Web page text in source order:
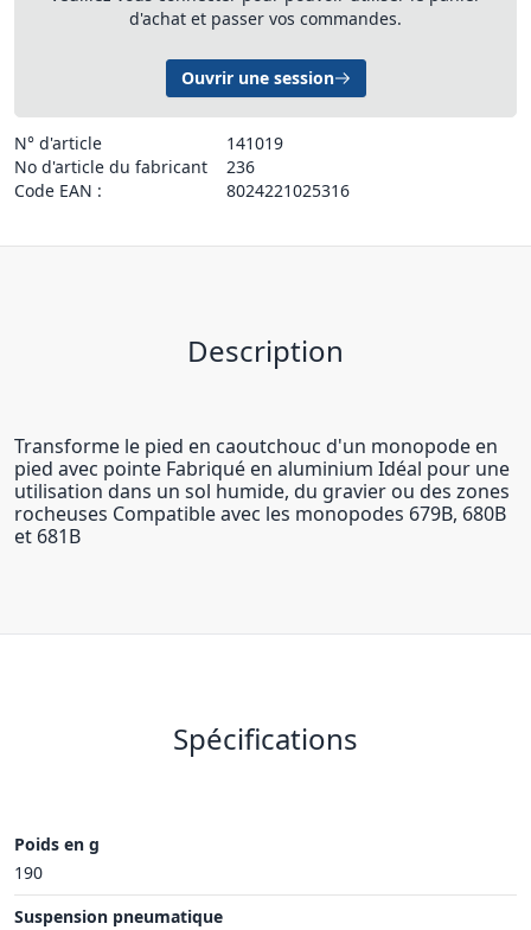
d'achat et passer vos commandes.
Ouvrir une session
N° d'article
141019
No d'article du fabricant
236
Code EAN :
8024221025316
Description
Transforme le pied en caoutchouc d'un monopode en
pied avec pointe Fabriqué en aluminium Idéal pour une
utilisation dans un sol humide, du gravier ou des zones
rocheuses Compatible avec les monopodes 679B, 680B
et 681B
Spécifications
Poids en g
190
Suspension pneumatique